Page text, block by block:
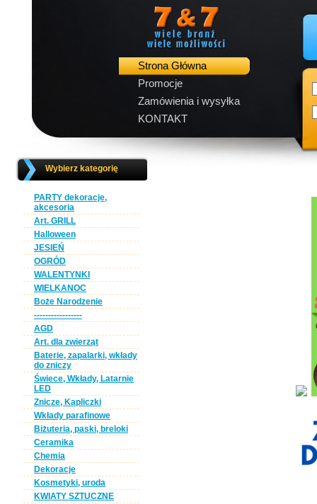
Strona Główna
Promocje
Zamówienia i wysyłka
KONTAKT
Wybierz kategorię
PARTY dekoracje,
akcesoria
Art. GRILL
Halloween
JESIEŃ
OGRÓD
WALENTYNKI
WIELKANOC
Boże Narodzenie
-----------------
AGD
Art. dla zwierząt
Baterie, zapalarki, wkłady
do zniczy
Świece, Wkłady, Latarnie
LED
Znicze, Kapliczki
Wkłady parafinowe
Biżuteria, paski, breloki
Ceramika
Chemia
Dekoracje
Kosmetyki, uroda
KWIATY SZTUCZNE